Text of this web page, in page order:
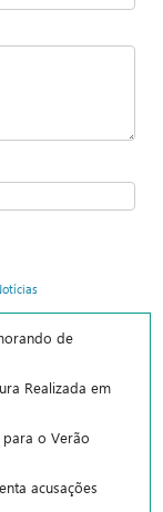
de
Realizada em
o Verão
acusações